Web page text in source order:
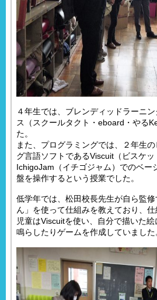
４年生では、ブレンディッドラーニ
ス（スクールタクト・eboard・やる
た。
また、プログラミングでは、２年生
グ言語ソフトであるViscuit（ビスケ
IchigoJam（イチゴジャム）でのベー
盤を操作するという授業でした。
低学年では、松田校長先生が自ら監
ん」を使って仕組みを教えており、
児童はViscuitを使い、自分で描いた
鳴らしたりゲームを作成していました